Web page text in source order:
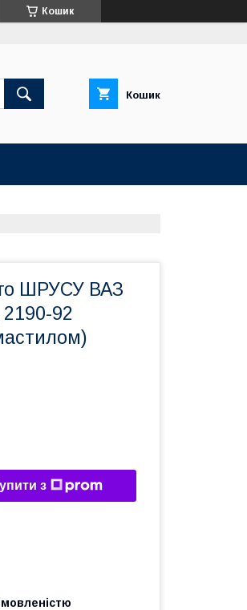
Кошик
Кошик
ШРУСУ ВАЗ
92
з